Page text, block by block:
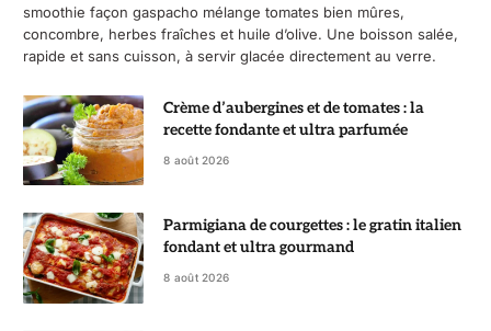
smoothie façon gaspacho mélange tomates bien mûres,
concombre, herbes fraîches et huile d’olive. Une boisson salée,
rapide et sans cuisson, à servir glacée directement au verre.
Crème d’aubergines et de tomates : la
recette fondante et ultra parfumée
8 août 2026
Parmigiana de courgettes : le gratin italien
fondant et ultra gourmand
8 août 2026